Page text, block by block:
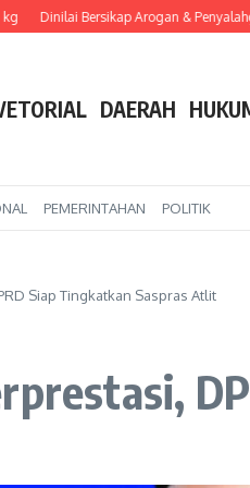
Dinilai Bersikap Arogan &
DAERAH
PEMERINTAHAN POLITIK
Siap Tingkatkan Saspras Atlit